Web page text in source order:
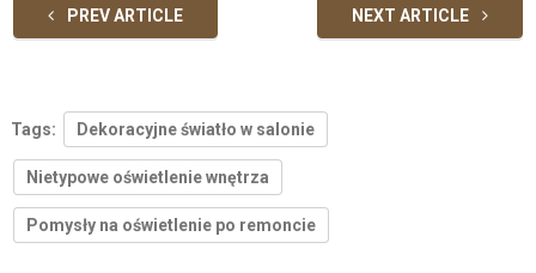
PREV ARTICLE NEXT ARTICLE
Tags: Dekoracyjne światło w salonie
Nietypowe oświetlenie wnętrza
Pomysły na oświetlenie po remoncie